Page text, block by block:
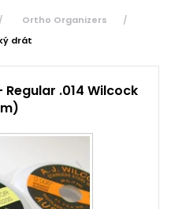
Ortho Organizers
drát
.014 Wilcock